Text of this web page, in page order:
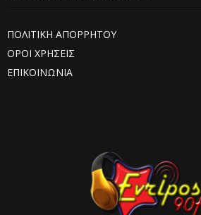
ΠΟΛΙΤΙΚΗ ΑΠΟΡΡΗΤΟΥ
ΟΡΟΙ ΧΡΗΣΕΙΣ
ΕΠΙΚΟΙΝΩΝΙΑ